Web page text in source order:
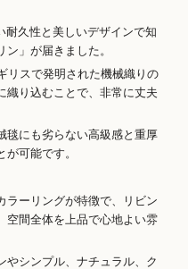
耐久性と美しいデザインで知
」が届きました。
リスで発明された機械織りの
織り込むことで、非常に丈夫
毯にも劣らない高級感と重厚
可能です。
ラーリングが特徴で、リビン
空間全体を上品で心地よい雰
やシンプル、ナチュラル、ク